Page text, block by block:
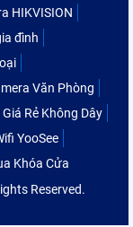
HIKVISION
đình
Văn Phòng
Rẻ Không Dây
YooSee
Khóa Cửa
Reserved.